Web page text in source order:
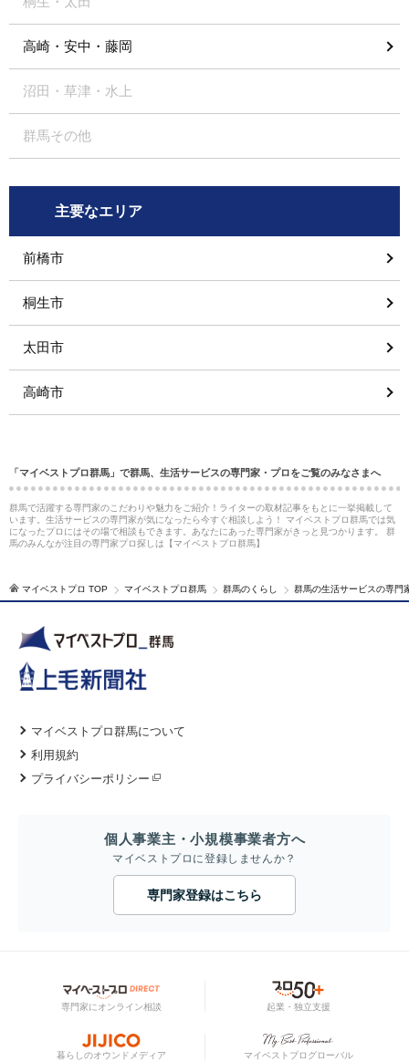
高崎・安中・藤岡
沼田・草津・水上
群馬その他
主要なエリア
前橋市
桐生市
太田市
高崎市
「マイベストプロ群馬」で群馬、生活サービスの専門家・プロをご覧のみなさまへ
群馬で活躍する専門家のこだわりや魅力をご紹介！ライターの取材記事をもとに一挙掲載して
います。生活サービスの専門家が気になったら今すぐ相談しよう！ マイベストプロ群馬では気
になったプロにはその場で相談もできます。あなたにあった専門家がきっと見つかります。 群
馬のみんなが注目の専門家プロ探しは【マイベストプロ群馬】
マイベストプロ TOP マイベストプロ群馬 群馬のくらし 群馬の生活サービスの専門
マイベストプロ群馬について
利用規約
プライバシーポリシー
個人事業主・小規模事業者方へ
マイベストプロに登録しませんか？
専門家登録はこちら
専門家にオンライン相談 起業・独立支援
暮らしのオウンドメディア マイベストプログローバル